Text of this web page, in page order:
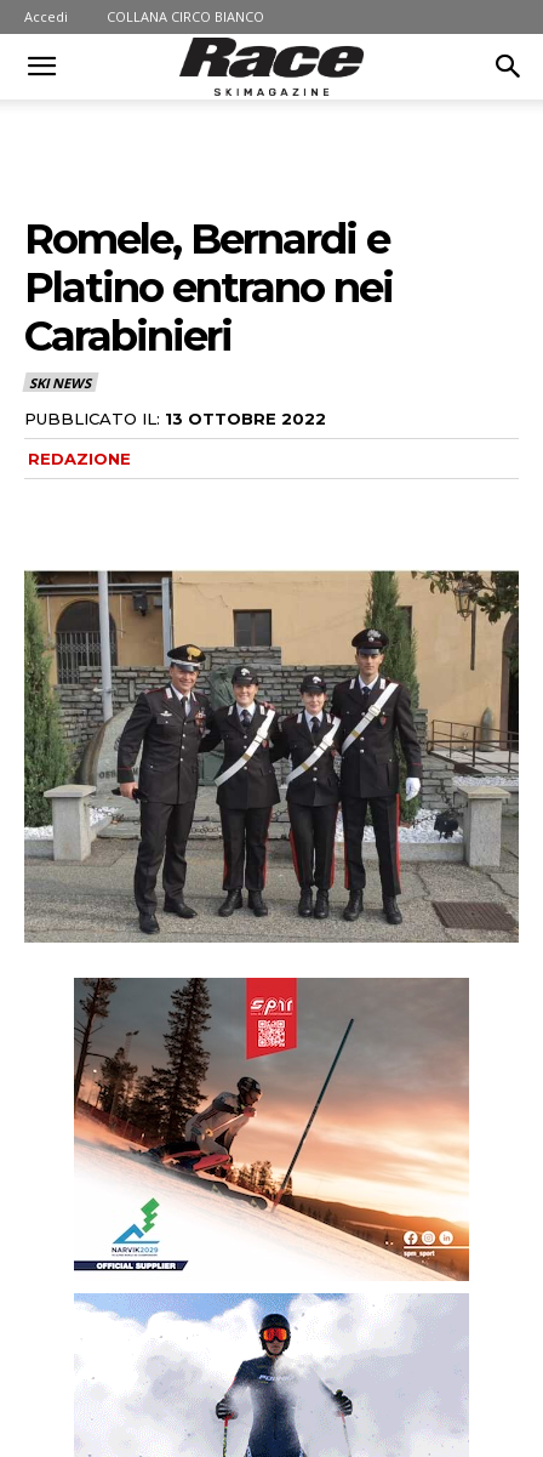
Accedi COLLANA CIRCO BIANCO
Romele, Bernardi e
Platino entrano nei
Carabinieri
SKI NEWS
PUBBLICATO IL: 13 OTTOBRE 2022
REDAZIONE